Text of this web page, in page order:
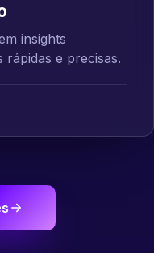
insights
rápidas e precisas.